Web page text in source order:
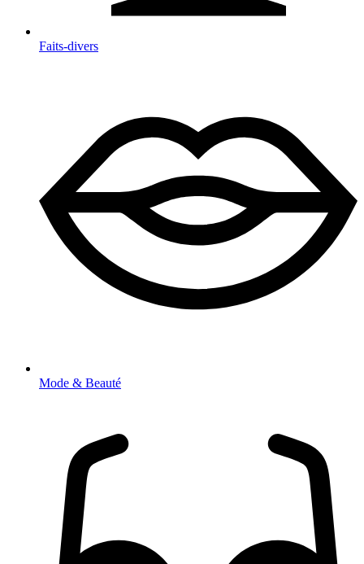
Faits-divers
Mode & Beauté